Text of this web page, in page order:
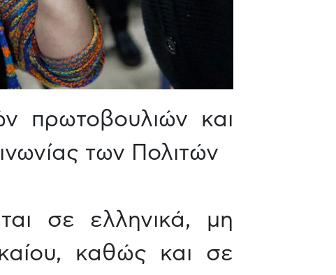
πρωτοβουλιών και
των Πολιτών
σε ελληνικά, μη
καθώς και σε